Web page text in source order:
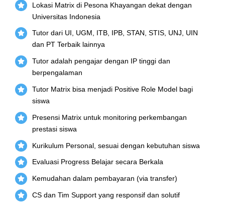
Lokasi Matrix di Pesona Khayangan dekat dengan
Universitas Indonesia
Tutor dari UI, UGM, ITB, IPB, STAN, STIS, UNJ, UIN
dan PT Terbaik lainnya
Tutor adalah pengajar dengan IP tinggi dan
berpengalaman
Tutor Matrix bisa menjadi Positive Role Model bagi
siswa
Presensi Matrix untuk monitoring perkembangan
prestasi siswa
Kurikulum Personal, sesuai dengan kebutuhan siswa
Evaluasi Progress Belajar secara Berkala
Kemudahan dalam pembayaran (via transfer)
CS dan Tim Support yang responsif dan solutif